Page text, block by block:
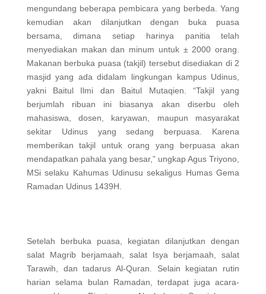
mengundang beberapa pembicara yang berbeda. Yang
kemudian akan dilanjutkan dengan buka puasa
bersama, dimana setiap harinya panitia telah
menyediakan makan dan minum untuk ± 2000 orang.
Makanan berbuka puasa (takjil) tersebut disediakan di 2
masjid yang ada didalam lingkungan kampus Udinus,
yakni Baitul Ilmi dan Baitul Mutaqien. “Takjil yang
berjumlah ribuan ini biasanya akan diserbu oleh
mahasiswa, dosen, karyawan, maupun masyarakat
sekitar Udinus yang sedang berpuasa. Karena
memberikan takjil untuk orang yang berpuasa akan
mendapatkan pahala yang besar,” ungkap Agus Triyono,
MSi selaku Kahumas Udinusu sekaligus Humas Gema
Ramadan Udinus 1439H.
Setelah berbuka puasa, kegiatan dilanjutkan dengan
salat Magrib berjamaah, salat Isya berjamaah, salat
Tarawih, dan tadarus Al-Quran. Selain kegiatan rutin
harian selama bulan Ramadan, terdapat juga acara-